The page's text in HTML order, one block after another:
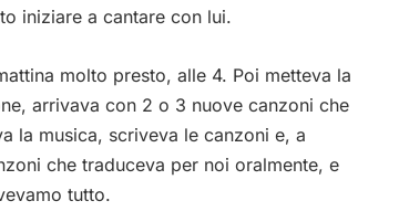
iniziare a cantare con lui.
molto presto, alle 4. Poi metteva la
arrivava con 2 o 3 nuove canzoni che
la musica, scriveva le canzoni e, a
che traduceva per noi oralmente, e
tutto.